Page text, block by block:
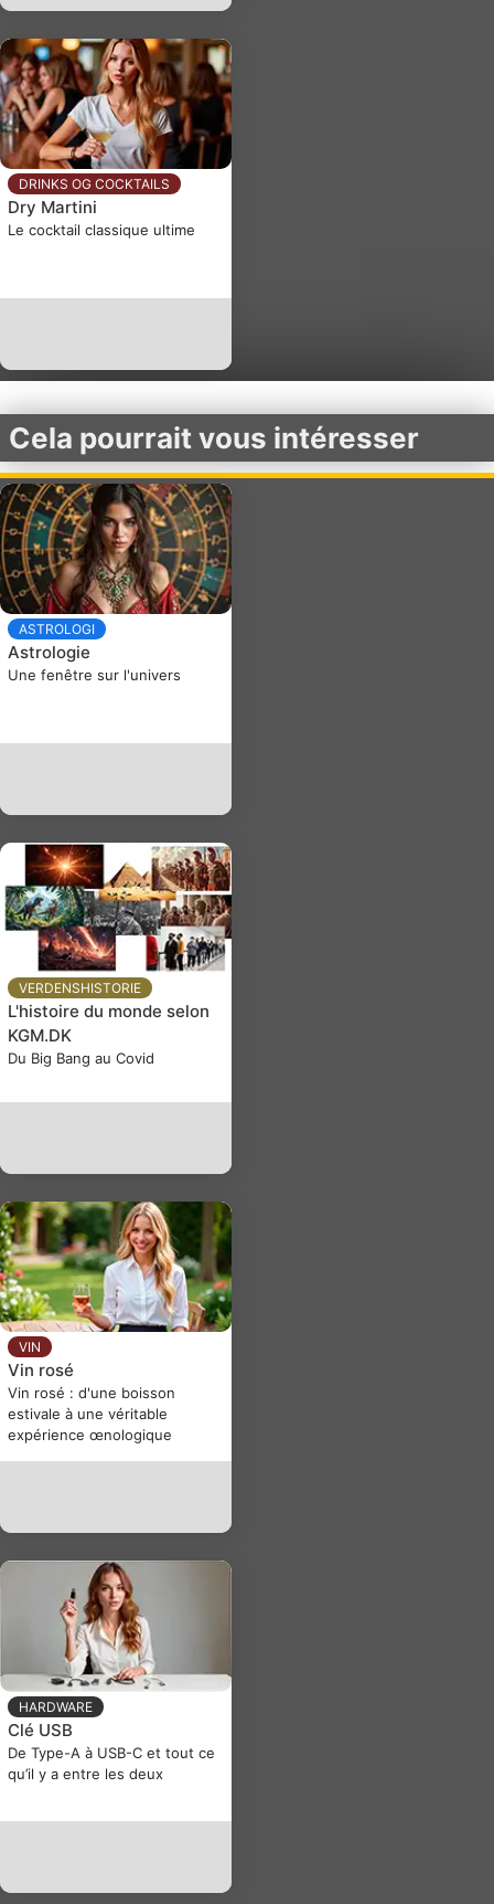
DRINKS OG COCKTAILS
Dry Martini
Le cocktail classique ultime
Cela pourrait vous intéresser
ASTROLOGI
Astrologie
Une fenêtre sur l'univers
VERDENSHISTORIE
L'histoire du monde selon
KGM.DK
Du Big Bang au Covid
VIN
Vin rosé
Vin rosé : d'une boisson
estivale à une véritable
expérience œnologique
HARDWARE
Clé USB
De Type-A à USB-C et tout ce
qu’il y a entre les deux